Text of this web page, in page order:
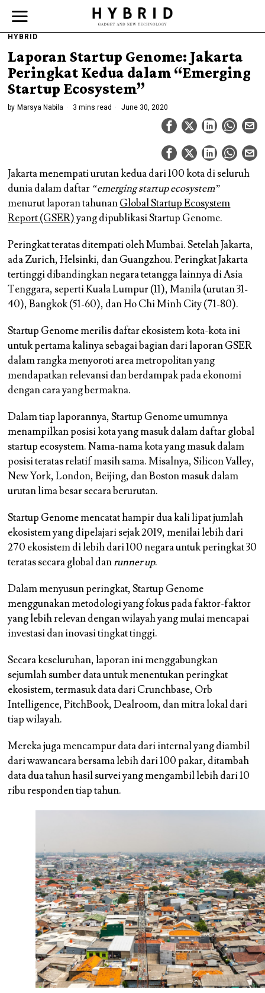
HYBRID
Laporan Startup Genome: Jakarta
Peringkat Kedua dalam “Emerging
Startup Ecosystem”
by Marsya Nabila 3 mins read June 30, 2020
Jakarta menempati urutan kedua dari 100 kota di seluruh
dunia dalam daftar “emerging startup ecosystem”
menurut laporan tahunanGlobal Startup Ecosystem
Report (GSER)yang dipublikasi Startup Genome.
Peringkat teratas ditempati oleh Mumbai. Setelah Jakarta,
ada Zurich, Helsinki, dan Guangzhou. Peringkat Jakarta
tertinggi dibandingkan negara tetangga lainnya di Asia
Tenggara, seperti Kuala Lumpur (11), Manila (urutan 31-
40), Bangkok (51-60), dan Ho Chi Minh City (71-80).
Startup Genome merilis daftar ekosistem kota-kota ini
untuk pertama kalinya sebagai bagian dari laporan GSER
dalam rangka menyoroti area metropolitan yang
mendapatkan relevansi dan berdampak pada ekonomi
dengan cara yang bermakna.
Dalam tiap laporannya, Startup Genome umumnya
menampilkan posisi kota yang masuk dalam daftar global
startup ecosystem. Nama-nama kota yang masuk dalam
posisi teratas relatif masih sama. Misalnya, Silicon Valley,
New York, London, Beijing, dan Boston masuk dalam
urutan lima besar secara berurutan.
Startup Genome mencatat hampir dua kali lipat jumlah
ekosistem yang dipelajari sejak 2019, menilai lebih dari
270 ekosistem di lebih dari 100 negara untuk peringkat 30
teratas secara global danrunner up.
Dalam menyusun peringkat, Startup Genome
menggunakan metodologi yang fokus pada faktor-faktor
yang lebih relevan dengan wilayah yang mulai mencapai
investasi dan inovasi tingkat tinggi.
Secara keseluruhan, laporan ini menggabungkan
sejumlah sumber data untuk menentukan peringkat
ekosistem, termasuk data dari Crunchbase, Orb
Intelligence, PitchBook, Dealroom, dan mitra lokal dari
tiap wilayah.
Mereka juga mencampur data dari internal yang diambil
dari wawancara bersama lebih dari 100 pakar, ditambah
data dua tahun hasil survei yang mengambil lebih dari 10
ribu responden tiap tahun.